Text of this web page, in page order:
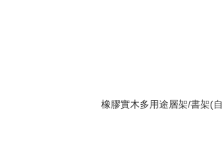
橡膠實木多用途層架/書架(